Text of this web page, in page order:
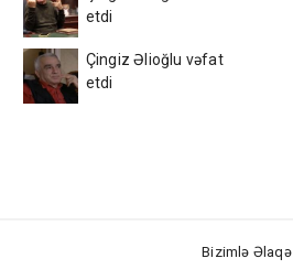
etdi
Çingiz Əlioğlu vəfat
etdi
Bizimlə Əlaqə